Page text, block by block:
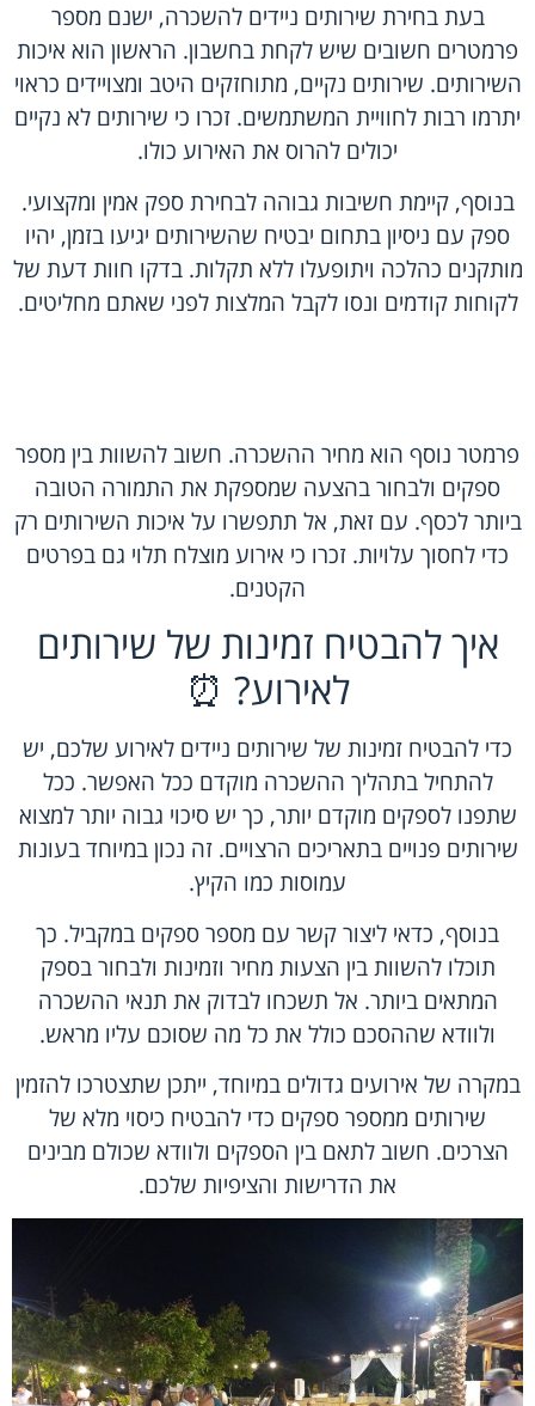
בעת בחירת שירותים ניידים להשכרה, ישנם מספר
פרמטרים חשובים שיש לקחת בחשבון. הראשון הוא איכות
השירותים. שירותים נקיים, מתוחזקים היטב ומצויידים כראוי
יתרמו רבות לחוויית המשתמשים. זכרו כי שירותים לא נקיים
יכולים להרוס את האירוע כולו.
בנוסף, קיימת חשיבות גבוהה לבחירת ספק אמין ומקצועי.
ספק עם ניסיון בתחום יבטיח שהשירותים יגיעו בזמן, יהיו
מותקנים כהלכה ויתופעלו ללא תקלות. בדקו חוות דעת של
לקוחות קודמים ונסו לקבל המלצות לפני שאתם מחליטים.
פרמטר נוסף הוא מחיר ההשכרה. חשוב להשוות בין מספר
ספקים ולבחור בהצעה שמספקת את התמורה הטובה
ביותר לכסף. עם זאת, אל תתפשרו על איכות השירותים רק
כדי לחסוך עלויות. זכרו כי אירוע מוצלח תלוי גם בפרטים
הקטנים.
איך להבטיח זמינות של שירותים
לאירוע? ⏰
כדי להבטיח זמינות של שירותים ניידים לאירוע שלכם, יש
להתחיל בתהליך ההשכרה מוקדם ככל האפשר. ככל
שתפנו לספקים מוקדם יותר, כך יש סיכוי גבוה יותר למצוא
שירותים פנויים בתאריכים הרצויים. זה נכון במיוחד בעונות
עמוסות כמו הקיץ.
בנוסף, כדאי ליצור קשר עם מספר ספקים במקביל. כך
תוכלו להשוות בין הצעות מחיר וזמינות ולבחור בספק
המתאים ביותר. אל תשכחו לבדוק את תנאי ההשכרה
ולוודא שההסכם כולל את כל מה שסוכם עליו מראש.
במקרה של אירועים גדולים במיוחד, ייתכן שתצטרכו להזמין
שירותים ממספר ספקים כדי להבטיח כיסוי מלא של
הצרכים. חשוב לתאם בין הספקים ולוודא שכולם מבינים
את הדרישות והציפיות שלכם.